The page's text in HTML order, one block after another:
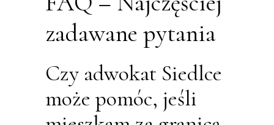
zadawane pytania
Czy adwokat Siedlce
może pomóc, jeśli